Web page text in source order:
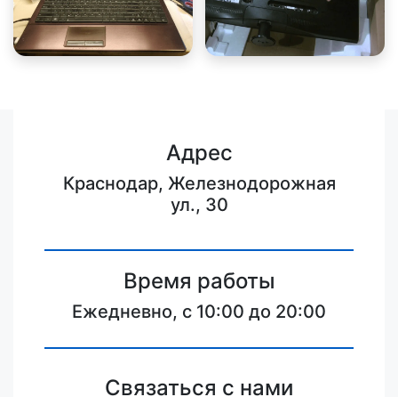
Адрес
Краснодар, Железнодорожная
ул., 30
Время работы
Ежедневно, с 10:00 до 20:00
Связаться с нами